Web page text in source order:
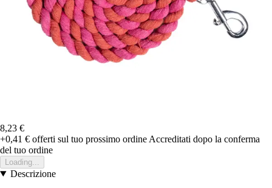
8,23 €
+0,41 € offerti sul tuo prossimo ordine Accreditati dopo la conferma
del tuo ordine
Loading...
Descrizione